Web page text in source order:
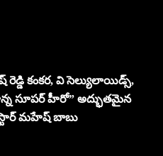
కంకర, వి సెల్యులాయిడ్స్,
సూపర్ హీరో” అద్భుతమైన
స్టార్ మహేష్ బాబు